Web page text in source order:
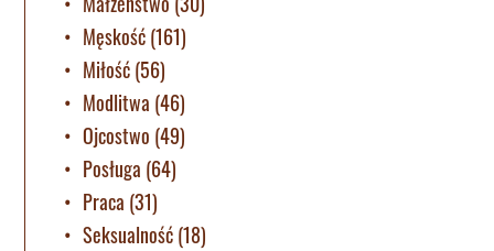
Męskość(161)
Miłość(56)
Modlitwa (46)
Ojcostwo (49)
Posługa (64)
Praca (31)
Seksualność(18)